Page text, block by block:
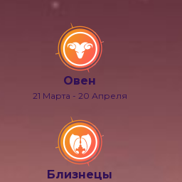
Овен
21 Марта - 20 Апреля
Близнецы